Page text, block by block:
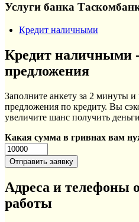
Услуги банка
Кредит наличными
Кредит наличными
предложения
Заполните анкету за 2 минуты
предложения по кредиту. Вы
увеличите шанс получить
Какая сумма в гривнах вам
Адреса и телефоны
работы